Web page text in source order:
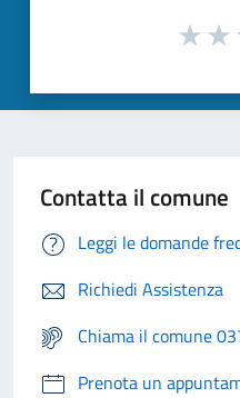
Contatta il comune
Leggi le domande
Richiedi Assistenza
Chiama il comune
Prenota un